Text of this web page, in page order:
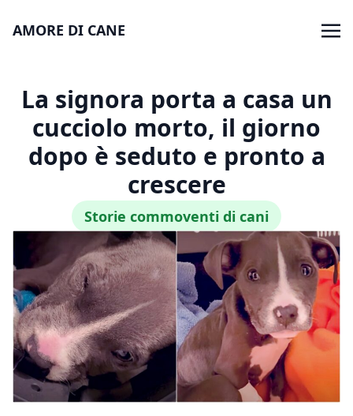
AMORE DI CANE
La signora porta a casa un
cucciolo morto, il giorno
dopo è seduto e pronto a
crescere
Storie commoventi di cani